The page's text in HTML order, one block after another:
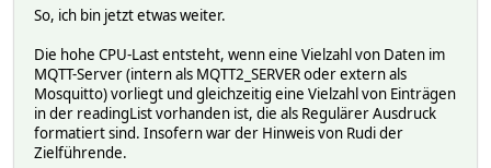
So, ich bin jetzt etwas weiter.
Die hohe CPU-Last entsteht, wenn eine Vielzahl von Daten im
MQTT-Server (intern als MQTT2_SERVER oder extern als
Mosquitto) vorliegt und gleichzeitig eine Vielzahl von Einträgen
in der readingList vorhanden ist, die als Regulärer Ausdruck
formatiert sind. Insofern war der Hinweis von Rudi der
Zielführende.